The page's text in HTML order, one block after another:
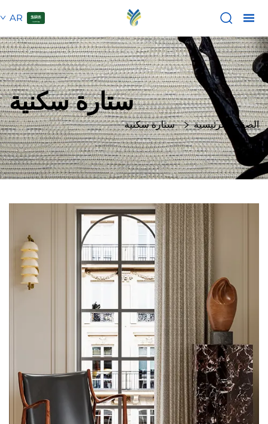
AR
ستارة سكنية
الصفحة الرئيسية ستارة سكنية